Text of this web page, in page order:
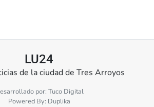
LU24
de la ciudad de Tres Arroyos
por: Tuco Digital
Powered By: Duplika